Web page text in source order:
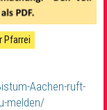
Pfarrei
Aachen-ruft-
melden/